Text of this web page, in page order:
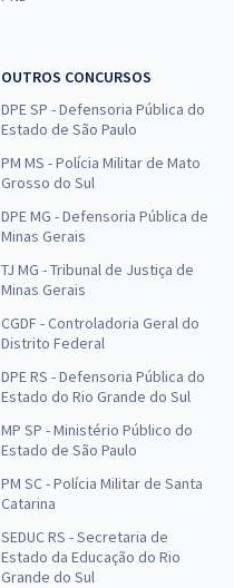
OUTROS CONCURSOS
DPE SP - Defensoria Pública do
Estado de São Paulo
PM MS - Polícia Militar de Mato
Grosso do Sul
DPE MG - Defensoria Pública de
Minas Gerais
TJ MG - Tribunal de Justiça de
Minas Gerais
CGDF - Controladoria Geral do
Distrito Federal
DPE RS - Defensoria Pública do
Estado do Rio Grande do Sul
MP SP - Ministério Público do
Estado de São Paulo
PM SC - Polícia Militar de Santa
Catarina
SEDUC RS - Secretaria de
Estado da Educação do Rio
Grande do Sul